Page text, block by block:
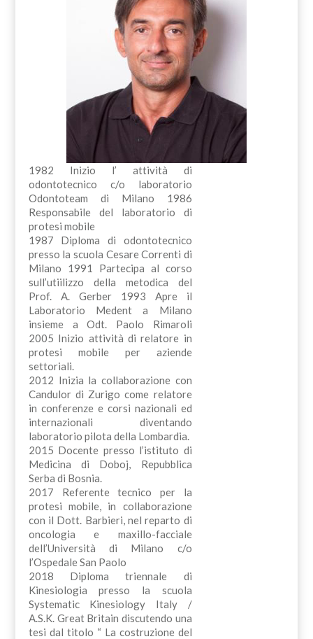
1982 Inizio l’ attività di
odontotecnico c/o laboratorio
Odontoteam di Milano 1986
Responsabile del laboratorio di
protesi mobile
1987 Diploma di odontotecnico
presso la scuola Cesare Correnti di
Milano 1991 Partecipa al corso
sull’utiilizzo della metodica del
Prof. A. Gerber 1993 Apre il
Laboratorio Medent a Milano
insieme a Odt. Paolo Rimaroli
2005 Inizio attività di relatore in
protesi mobile per aziende
settoriali.
2012 Inizia la collaborazione con
Candulor di Zurigo come relatore
in conferenze e corsi nazionali ed
internazionali diventando
laboratorio pilota della Lombardia.
2015 Docente presso l’istituto di
Medicina di Doboj, Repubblica
Serba di Bosnia.
2017 Referente tecnico per la
protesi mobile, in collaborazione
con il Dott. Barbieri, nel reparto di
oncologia e maxillo-facciale
dell’Università di Milano c/o
l’Ospedale San Paolo
2018 Diploma triennale di
Kinesiologia presso la scuola
Systematic Kinesiology Italy /
A.S.K. Great Britain discutendo una
tesi dal titolo “ La costruzione del